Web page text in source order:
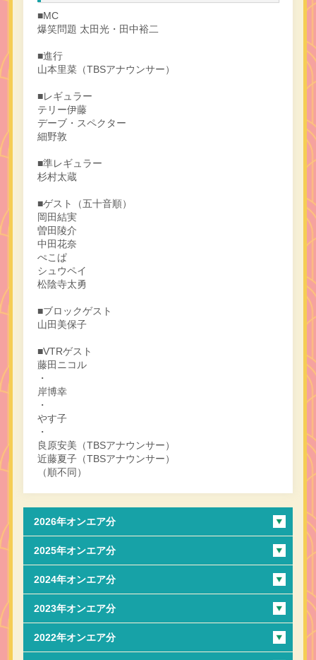
■MC
爆笑問題 太田光・田中裕二
■進行
山本里菜（TBSアナウンサー）
■レギュラー
テリー伊藤
デーブ・スペクター
細野敦
■準レギュラー
杉村太蔵
■ゲスト（五十音順）
岡田結実
曽田陵介
中田花奈
ぺこぱ
シュウペイ
松陰寺太勇
■ブロックゲスト
山田美保子
■VTRゲスト
藤田ニコル
・
岸博幸
・
やす子
・
良原安美（TBSアナウンサー）
近藤夏子（TBSアナウンサー）
（順不同）
2026年オンエア分
2025年オンエア分
2024年オンエア分
2023年オンエア分
2022年オンエア分